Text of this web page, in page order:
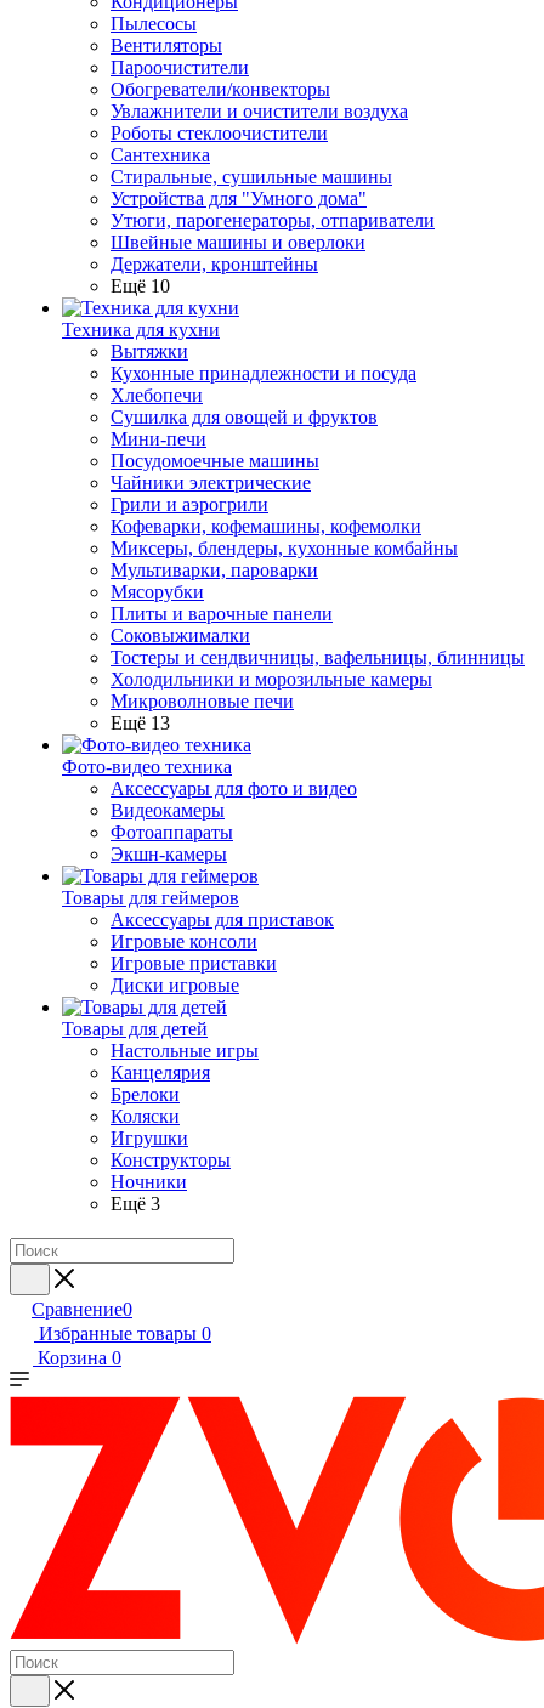
Пылесосы
Вентиляторы
Пароочистители
Обогреватели/конвекторы
Увлажнители и очистители воздуха
Роботы стеклоочистители
Сантехника
Стиральные, сушильные машины
Устройства для "Умного дома"
Утюги, парогенераторы, отпариватели
Швейные машины и оверлоки
Держатели, кронштейны
Ещё 10
Техника для кухни
Вытяжки
Кухонные принадлежности и посуда
Хлебопечи
Сушилка для овощей и фруктов
Мини-печи
Посудомоечные машины
Чайники электрические
Грили и аэрогрили
Кофеварки, кофемашины, кофемолки
Миксеры, блендеры, кухонные комбайны
Мультиварки, пароварки
Мясорубки
Плиты и варочные панели
Соковыжималки
Тостеры и сендвичницы, вафельницы, блинницы
Холодильники и морозильные камеры
Микроволновые печи
Ещё 13
Фото-видео техника
Аксессуары для фото и видео
Видеокамеры
Фотоаппараты
Экшн-камеры
Товары для геймеров
Аксессуары для приставок
Игровые консоли
Игровые приставки
Диски игровые
Товары для детей
Настольные игры
Канцелярия
Брелоки
Коляски
Игрушки
Конструкторы
Ночники
Ещё 3
Сравнение0
Избранные товары 0
Корзина 0